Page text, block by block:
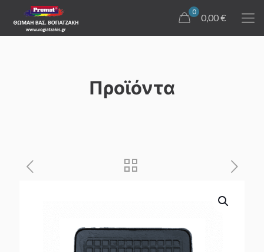
0
0,00 €
Προϊόντα